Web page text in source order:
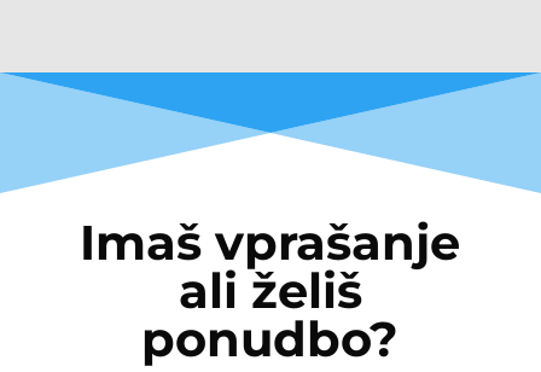
Imaš vprašanje
ali želiš
ponudbo?